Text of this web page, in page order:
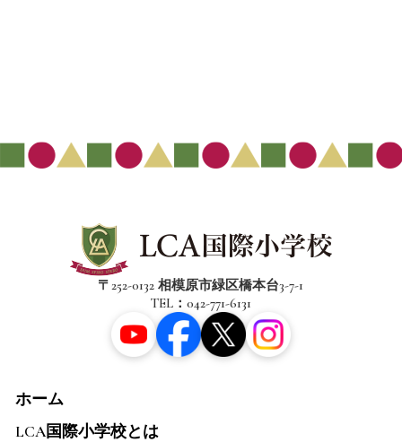
〒252-0132 相模原市緑区橋本台3-7-1
TEL：042-771-6131
ホーム
LCA国際小学校とは